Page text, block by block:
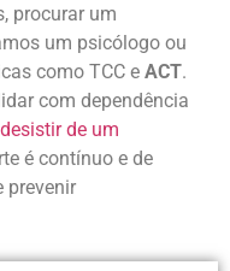
procurar um
um psicólogo ou
como TCC e ACT.
com dependência
de um
é contínuo e de
prevenir